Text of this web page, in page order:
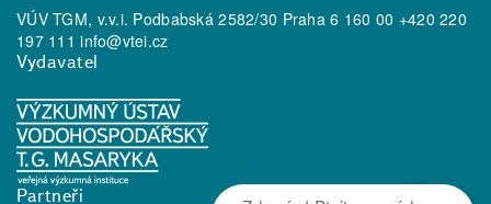
VÚV TGM, v.v.i. Podbabská 2582/30 Praha 6 160 00 +420 220
197 111info@vtei.cz
Vydavatel
Partneři